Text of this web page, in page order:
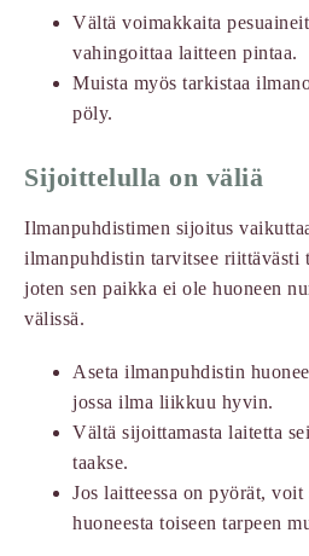
Vältä voimakkaita
vahingoittaa laitteen pintaa.
Muista myös tarkistaa
pöly.
Sijoittelulla on väliä
Ilmanpuhdistimen sijoitus
ilmanpuhdistin tarvitsee riittävästi
joten sen paikka ei ole huoneen
välissä.
Aseta ilmanpuhdistin
jossa ilma liikkuu hyvin.
Vältä sijoittamasta laitetta
taakse.
Jos laitteessa on pyörät,
huoneesta toiseen tarpeen